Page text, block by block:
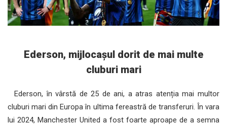
Ederson, mijlocașul dorit de mai multe
cluburi mari
Ederson, în vârstă de 25 de ani, a atras atenția mai multor
cluburi mari din Europa în ultima fereastră de transferuri. În vara
lui 2024, Manchester United a fost foarte aproape de a semna